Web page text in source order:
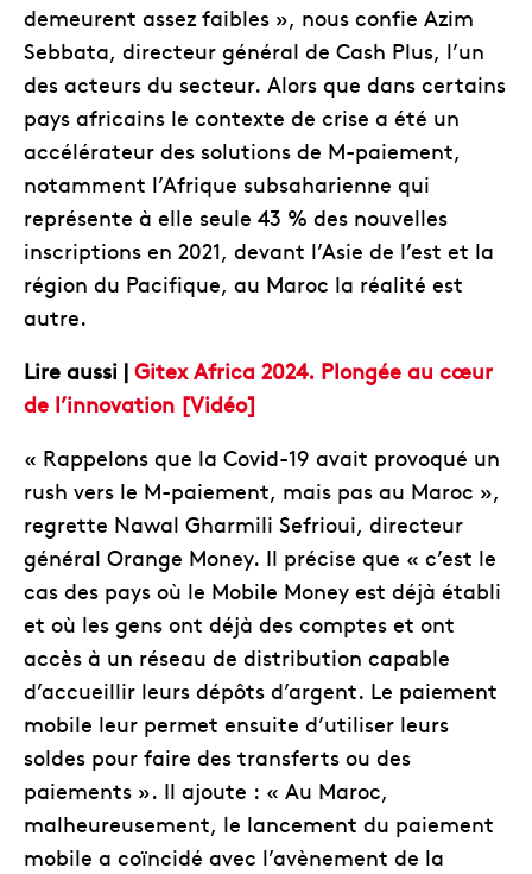
demeurent assez faibles », nous confie Azim
Sebbata, directeur général de Cash Plus, l’un
des acteurs du secteur. Alors que dans certains
pays africains le contexte de crise a été un
accélérateur des solutions de M-paiement,
notamment l’Afrique subsaharienne qui
représente à elle seule 43 % des nouvelles
inscriptions en 2021, devant l’Asie de l’est et la
région du Pacifique, au Maroc la réalité est
autre.
Lire aussi | Gitex Africa 2024. Plongée au cœur
de l’innovation [Vidéo]
« Rappelons que la Covid-19 avait provoqué un
rush vers le M-paiement, mais pas au Maroc »,
regrette Nawal Gharmili Sefrioui, directeur
général Orange Money. Il précise que « c’est le
cas des pays où le Mobile Money est déjà établi
et où les gens ont déjà des comptes et ont
accès à un réseau de distribution capable
d’accueillir leurs dépôts d’argent. Le paiement
mobile leur permet ensuite d’utiliser leurs
soldes pour faire des transferts ou des
paiements ». Il ajoute : « Au Maroc,
malheureusement, le lancement du paiement
mobile a coïncidé avec l’avènement de la